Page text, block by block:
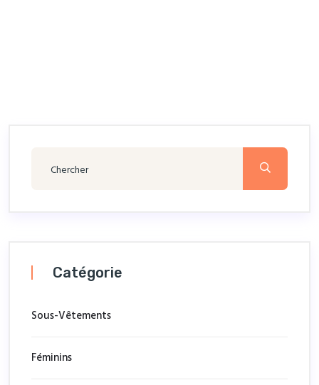
Catégorie
Sous-Vêtements
Féminins